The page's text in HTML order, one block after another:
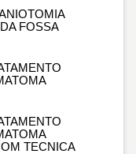
FOSSA
TECNICA